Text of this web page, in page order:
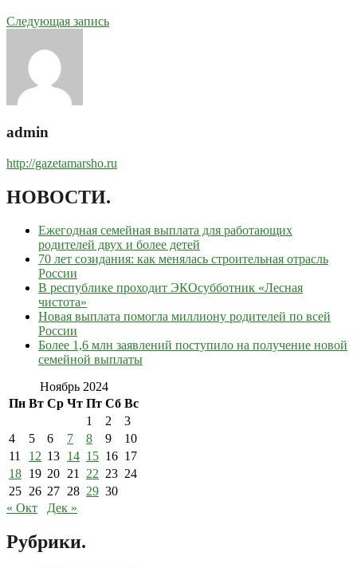
Следующая запись
admin
http://gazetamarsho.ru
НОВОСТИ.
Ежегодная семейная выплата для работающих
родителей двух и более детей
70 лет созидания: как менялась строительная отрасль
России
В республике проходит ЭКОсубботник «Лесная
чистота»
Новая выплата помогла миллиону родителей по всей
России
Более 1,6 млн заявлений поступило на получение новой
семейной выплаты
Ноябрь 2024
Пн Вт Ср Чт Пт Сб Вс
1
2
3
4
5 6 7 8 9
10
11
12 13 14 15 16 17
18 19 20 21 22 23 24
25 26 27 28 29 30
« Окт
Дек »
Рубрики.